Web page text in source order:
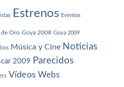
Estrenos Eventos
de Oro Goya 2008 Goya 2009
Música y Cine Noticias
2009 Parecidos
Vídeos Webs